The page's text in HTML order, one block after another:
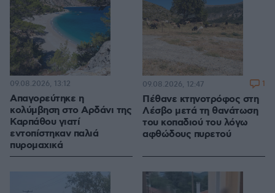
Απαγορεύτηκε η
κολύμβηση στο Αρδάνι της
Καρπάθου γιατί
εντοπίστηκαν παλιά
πυρομαχικά
09.08.2026, 13:12
Πέθανε κτηνοτρόφος στη
Λέσβο μετά τη θανάτωση
του κοπαδιού του λόγω
αφθώδους πυρετού
09.08.2026, 12:47 1